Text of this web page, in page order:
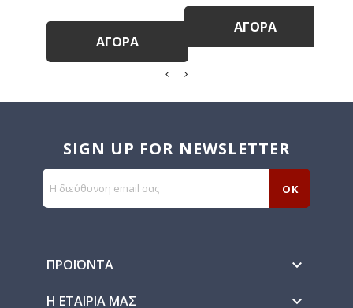
ΑΓΟΡΆ
ΑΓΟΡΆ
SIGN UP FOR NEWSLETTER
ΠΡΟΪΌΝΤΑ 
Η ΕΤΑΙΡΊΑ ΜΑΣ 